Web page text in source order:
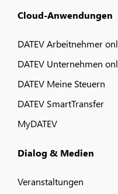
Cloud-Anwendungen
DATEV Arbeitnehmer
DATEV Unternehmen
DATEV Meine Steuern
DATEV SmartTransfer
MyDATEV
Dialog & Medien
Veranstaltungen